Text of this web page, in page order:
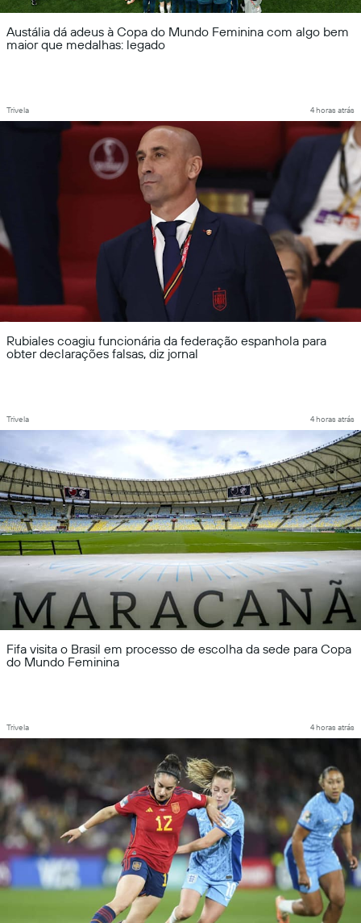
Austália dá adeus à Copa do Mundo Feminina com algo bem
maior que medalhas: legado
Trivela 4 horas atrás
Rubiales coagiu funcionária da federação espanhola para
obter declarações falsas, diz jornal
Trivela 4 horas atrás
Fifa visita o Brasil em processo de escolha da sede para Copa
do Mundo Feminina
Trivela 4 horas atrás